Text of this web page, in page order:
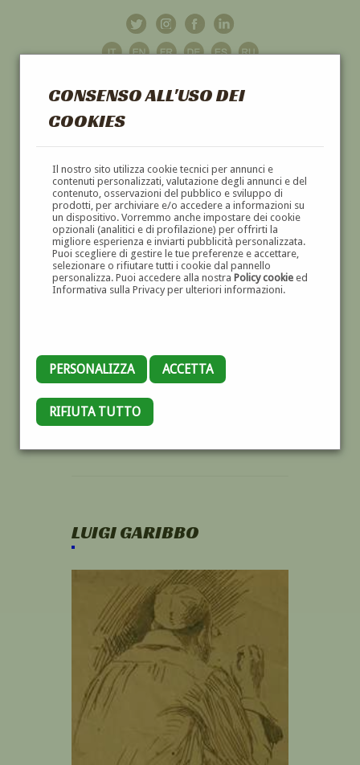
CONSENSO ALL'USO DEI
COOKIES
Il nostro sito utilizza cookie tecnici per annunci e
contenuti personalizzati, valutazione degli annunci e del
contenuto, osservazioni del pubblico e sviluppo di
prodotti, per archiviare e/o accedere a informazioni su
un dispositivo. Vorremmo anche impostare dei cookie
opzionali (analitici e di profilazione) per offrirti la
migliore esperienza e inviarti pubblicità personalizzata.
Puoi scegliere di gestire le tue preferenze e accettare,
selezionare o rifiutare tutti i cookie dal pannello
personalizza. Puoi accedere alla nostra Policy cookieed
Informativa sulla Privacy per ulteriori informazioni.
PERSONALIZZA ACCETTA
RIFIUTA TUTTO
GALLERIAD'ARTE
DIPINTI E SCULTURE '800 E '900
LUIGI GARIBBO